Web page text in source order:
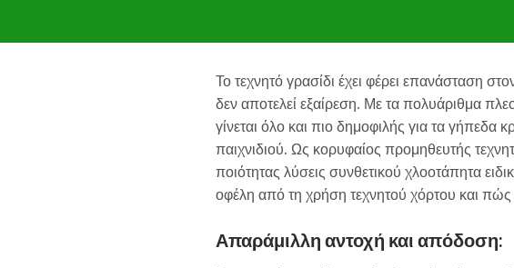
Το τεχνητό γρασίδι έχει φέρει επανάσταση
δεν αποτελεί εξαίρεση. Με τα πολυάριθμα
γίνεται όλο και πιο δημοφιλής για τα γήπεδα
παιχνιδιού. Ως κορυφαίος προμηθευτής
ποιότητας λύσεις συνθετικού χλοοτάπητα
οφέλη από τη χρήση τεχνητού χόρτου και πώς
Απαράμιλλη αντοχή και απόδοση: